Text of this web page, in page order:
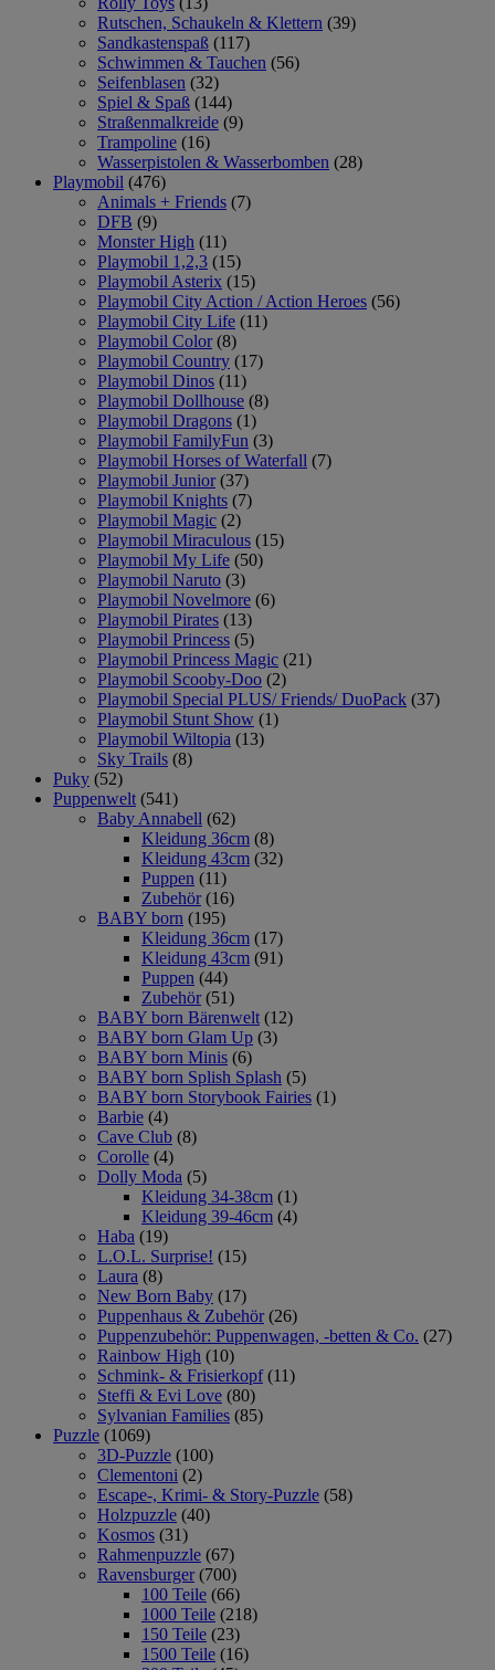
Rutschen, Schaukeln & Klettern (39)
Sandkastenspaß (117)
Schwimmen & Tauchen (56)
Seifenblasen (32)
Spiel & Spaß (144)
Straßenmalkreide (9)
Trampoline (16)
Wasserpistolen & Wasserbomben (28)
Playmobil (476)
Animals + Friends (7)
DFB (9)
Monster High (11)
Playmobil 1,2,3 (15)
Playmobil Asterix (15)
Playmobil City Action / Action Heroes (56)
Playmobil City Life (11)
Playmobil Color (8)
Playmobil Country (17)
Playmobil Dinos (11)
Playmobil Dollhouse (8)
Playmobil Dragons (1)
Playmobil FamilyFun (3)
Playmobil Horses of Waterfall (7)
Playmobil Junior (37)
Playmobil Knights (7)
Playmobil Magic (2)
Playmobil Miraculous (15)
Playmobil My Life (50)
Playmobil Naruto (3)
Playmobil Novelmore (6)
Playmobil Pirates (13)
Playmobil Princess (5)
Playmobil Princess Magic (21)
Playmobil Scooby-Doo (2)
Playmobil Special PLUS/ Friends/ DuoPack (37)
Playmobil Stunt Show (1)
Playmobil Wiltopia (13)
Sky Trails (8)
Puky (52)
Puppenwelt (541)
Baby Annabell (62)
Kleidung 36cm (8)
Kleidung 43cm (32)
Puppen (11)
Zubehör (16)
BABY born (195)
Kleidung 36cm (17)
Kleidung 43cm (91)
Puppen (44)
Zubehör (51)
BABY born Bärenwelt (12)
BABY born Glam Up (3)
BABY born Minis (6)
BABY born Splish Splash (5)
BABY born Storybook Fairies (1)
Barbie (4)
Cave Club (8)
Corolle (4)
Dolly Moda (5)
Kleidung 34-38cm (1)
Kleidung 39-46cm (4)
Haba (19)
L.O.L. Surprise! (15)
Laura (8)
New Born Baby (17)
Puppenhaus & Zubehör (26)
Puppenzubehör: Puppenwagen, -betten & Co. (27)
Rainbow High (10)
Schmink- & Frisierkopf (11)
Steffi & Evi Love (80)
Sylvanian Families (85)
Puzzle (1069)
3D-Puzzle (100)
Clementoni (2)
Escape-, Krimi- & Story-Puzzle (58)
Holzpuzzle (40)
Kosmos (31)
Rahmenpuzzle (67)
Ravensburger (700)
100 Teile (66)
1000 Teile (218)
150 Teile (23)
1500 Teile (16)